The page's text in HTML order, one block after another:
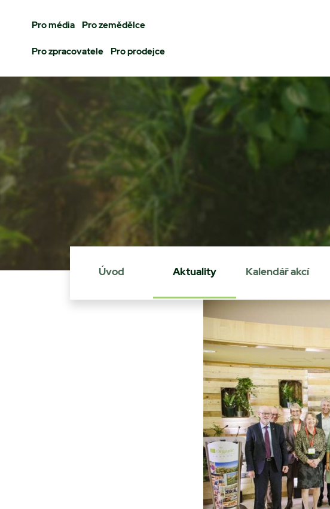
Pro média Pro zemědělce
Pro zpracovatele Pro prodejce
Úvod Aktuality Kalendář akcí